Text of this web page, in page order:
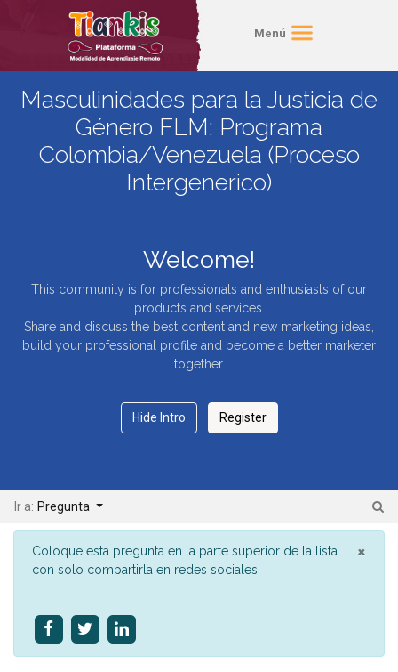
Menú
Masculinidades para la Justicia de
Género FLM: Programa
Colombia/Venezuela (Proceso
Intergenerico)
Welcome!
This community is for professionals and enthusiasts of our
products and services.
Share and discuss the best content and new marketing ideas,
build your professional profile and become a better marketer
together.
Hide Intro Register
Ir a: Pregunta
×
Coloque esta pregunta en la parte superior de la lista
con solo compartirla en redes sociales.